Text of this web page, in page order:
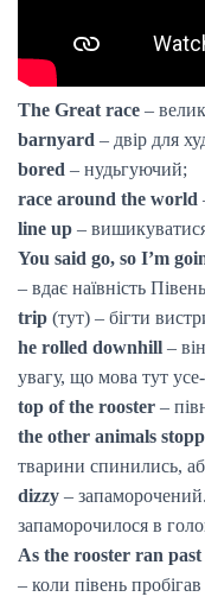
The Great race –
barnyard – двір для
bored – нудьгуючий;
race around the world
line up –
You said go, so I’m
– вдає наївність
trip (тут) – бігти
he rolled downhill –
увагу, що мова тут
top of the rooster –
the other animals
тварини спинились,
dizzy –
запаморочилося в
As the rooster ran
– коли півень